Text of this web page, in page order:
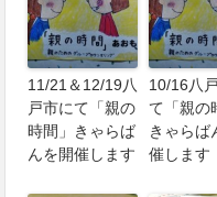
11/21＆12/19八
戸市にて「親の
時間」きゃらば
んを開催します
10/16八
て「親の
きゃらば
催します